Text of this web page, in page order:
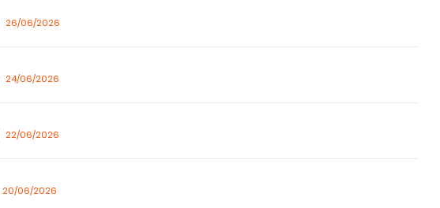
26/06/2026
24/06/2026
22/06/2026
20/06/2026